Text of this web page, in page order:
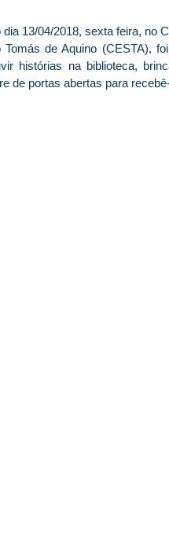
13/04/2018, sexta feira, no
Tomás de Aquino (CESTA),
histórias na biblioteca,
de portas abertas para